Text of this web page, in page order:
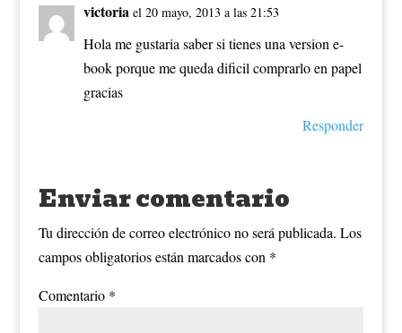
victoria el 20 mayo, 2013 a las 21:53
Hola me gustaria saber si tienes una version e-
book porque me queda dificil comprarlo en papel
gracias
Responder
Enviar comentario
Tu dirección de correo electrónico no será publicada. Los
campos obligatorios están marcados con *
Comentario *